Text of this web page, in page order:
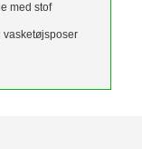
med stof
vasketøjsposer